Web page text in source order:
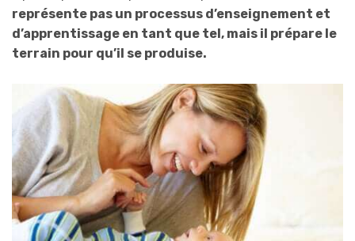
représente pas un processus d’enseignement et
d’apprentissage en tant que tel, mais il prépare le
terrain pour qu’il se produise.